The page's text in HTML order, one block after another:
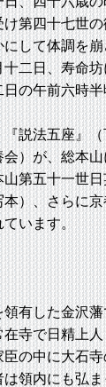
第四十七世
して体調を崩
二日、寿命
の午前六時
説法五座』（
）が、総本
第五十一世
）、さらに
います。
有した金沢藩
寺で日精上
の中に大石
領内にも弘ま